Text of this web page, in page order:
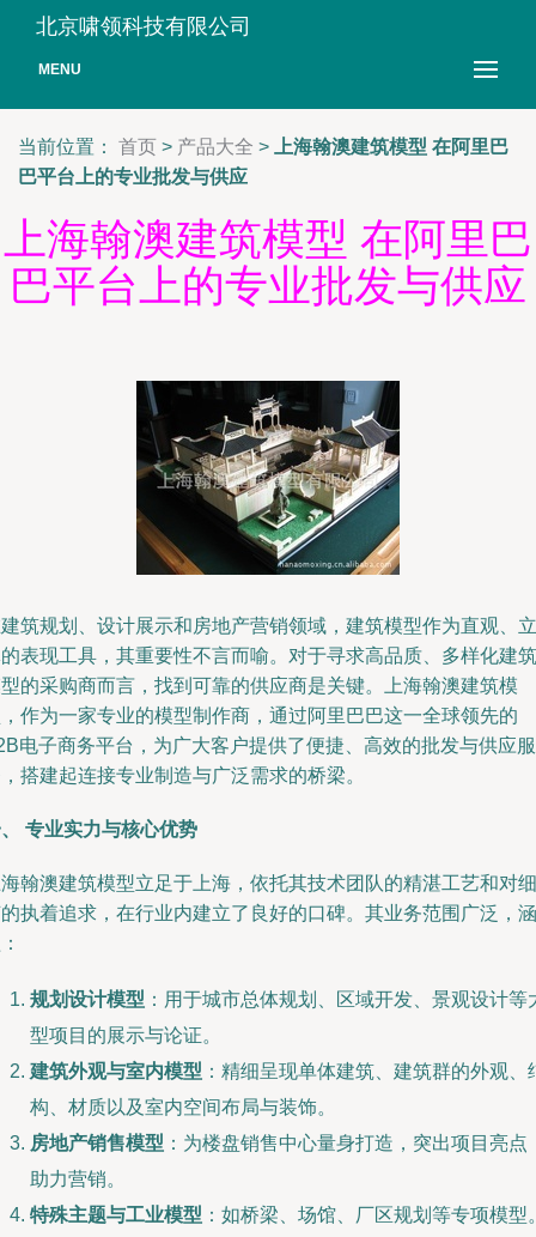
北京啸领科技有限公司
MENU
当前位置： 首页 > 产品大全 >
上海翰澳建筑模型 在阿里巴
巴平台上的专业批发与供应
上海翰澳建筑模型 在阿里巴
巴平台上的专业批发与供应
筑规划、设计展示和房地产营销领域，建筑模型作为直观、立
表现工具，其重要性不言而喻。对于寻求高品质、多样化建筑
的采购商而言，找到可靠的供应商是关键。上海翰澳建筑模
作为一家专业的模型制作商，通过阿里巴巴这一全球领先的
电子商务平台，为广大客户提供了便捷、高效的批发与供应服
搭建起连接专业制造与广泛需求的桥梁。
专业实力与核心优势
翰澳建筑模型立足于上海，依托其技术团队的精湛工艺和对细
执着追求，在行业内建立了良好的口碑。其业务范围广泛，涵
规划设计模型 ：用于城市总体规划、区域开发、景观设计等
型项目的展示与论证。
建筑外观与室内模型 ：精细呈现单体建筑、建筑群的外观、
构、材质以及室内空间布局与装饰。
房地产销售模型 ：为楼盘销售中心量身打造，突出项目亮点
助力营销。
特殊主题与工业模型 ：如桥梁、场馆、厂区规划等专项模型